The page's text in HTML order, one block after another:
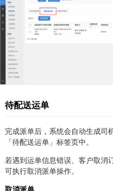
待配送运单
完成派单后，系统会自动生成司
「待配送运单」标签页中。
若遇到运单信息错误、客户取消
可执行取消派单操作。